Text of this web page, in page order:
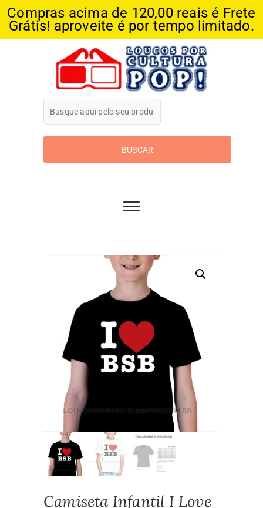
Compras acima de 120,00 reais é Frete
Grátis! aproveite é por tempo limitado.
Loucos Por
Cultura Pop
Camiseta Infantil I Love